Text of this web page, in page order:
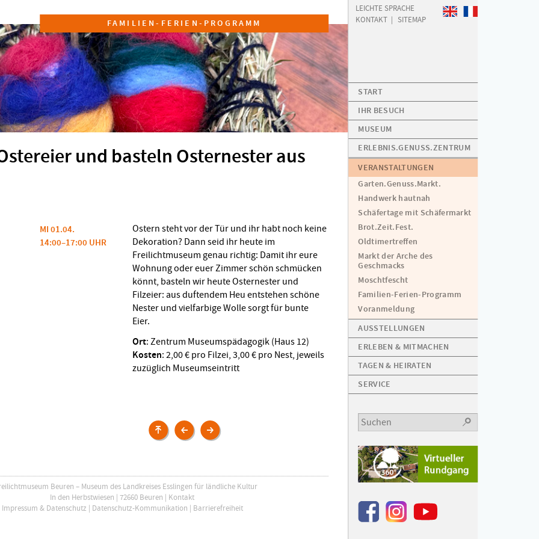
FAMILIEN-FERIEN-PROGRAMM
und basteln Osternester aus
MI 01.04.
14:00–17:00 UHR
Ostern steht vor der Tür und ihr habt noch keine
Dekoration? Dann seid ihr heute im
Freilichtmuseum genau richtig: Damit ihr eure
Wohnung oder euer Zimmer schön schmücken
könnt, basteln wir heute Osternester und
Filzeier: aus duftendem Heu entstehen schöne
Nester und vielfarbige Wolle sorgt für bunte
Eier.
Ort: Zentrum Museumspädagogik (Haus 12)
Kosten: 2,00 € pro Filzei, 3,00 € pro Nest, jeweils
zuzüglich Museumseintritt
Veranstaltungen
Filzball,
Griffel,
mit
dem
Kruschtgrädda
Kinderfest,
Umzug,
Rummel
–
Omas
Beuren – Museum des Landkreises Esslingen für ländliche Kultur
In den Herbstwiesen | 72660 Beuren | Kontakt
Impressum & Datenschutz | Datenschutz-Kommunikation | Barrierefreiheit
WELCOME
LEICHTE SPRACHE
KONTAKT
SITEMAP
START
IHR BESUCH
MUSEUM
ERLEBNIS.GENUSS.ZENTRUM
VERANSTALTUNGEN
Garten.Genuss.Markt.
Handwerk hautnah
Schäfertage mit Schäfermarkt
Brot.Zeit.Fest.
Oldtimertreffen
Markt der Arche des
Geschmacks
Moschtfescht
Familien-Ferien-Programm
Voranmeldung
AUSSTELLUNGEN
ERLEBEN & MITMACHEN
TAGEN & HEIRATEN
SERVICE
OK